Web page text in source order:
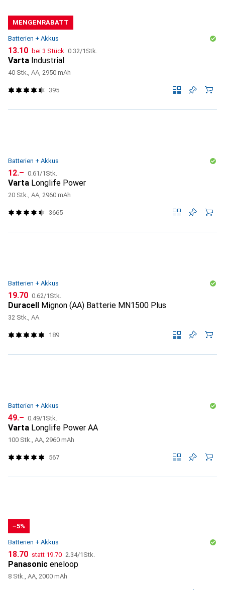
MENGENRABATT
Batterien + Akkus
CHF
13.10 bei 3 Stück CHF
0.32/1Stk.
Varta Industrial
40 Stk., AA, 2950 mAh
395
Batterien + Akkus
CHF
12.– CHF
0.61/1Stk.
Varta Longlife Power
20 Stk., AA, 2960 mAh
3665
Batterien + Akkus
CHF
19.70 CHF
0.62/1Stk.
Duracell Mignon (AA) Batterie MN1500 Plus
32 Stk., AA
189
Batterien + Akkus
CHF
49.– CHF
0.49/1Stk.
Varta Longlife Power AA
100 Stk., AA, 2960 mAh
567
−5%
Batterien + Akkus
CHF
18.70 statt CHF
19.70 CHF
2.34/1Stk.
Panasonic eneloop
8 Stk., AA, 2000 mAh